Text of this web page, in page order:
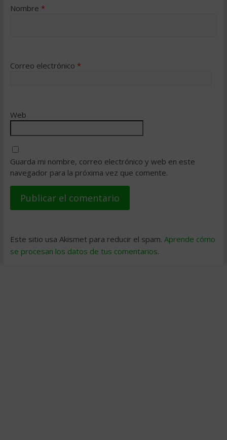
Nombre *
Correo electrónico *
Web
Guarda mi nombre, correo electrónico y web en este
navegador para la próxima vez que comente.
Este sitio usa Akismet para reducir el spam. Aprende cómo
se procesan los datos de tus comentarios.